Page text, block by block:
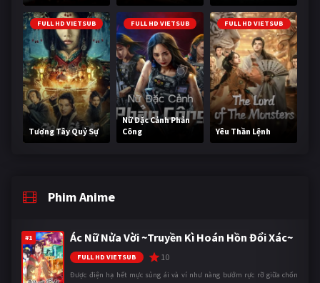
FULL HD VIETSUB
Tương Tây Quỷ Sự
FULL HD VIETSUB
Nữ Đặc Cảnh Phản
Công
FULL HD VIETSUB
Yêu Thần Lệnh
Phim Anime
#1 Ác Nữ Nửa Vời ~Truyền Kì Hoán Hồn Đổi Xác~
FULL HD VIETSUB 10
Được điện hạ hết mực sủng ái và ví như nàng bướm rực rỡ giữa chốn